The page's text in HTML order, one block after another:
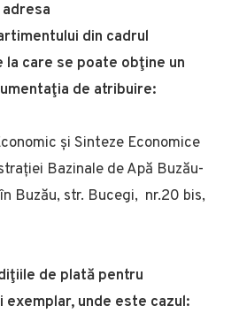
din cadrul
la care se poate obţine un
de atribuire:
și Sinteze Economice
Bazinale de Apă Buzău-
Buzău, str. Bucegi, nr.20 bis,
de plată pentru
unde este cazul: